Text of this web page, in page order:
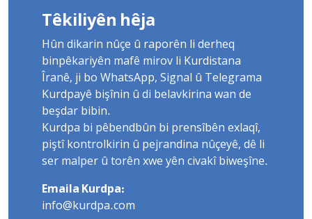
Têkiliyên hêja
Hûn dikarin nûçe û raporên li derheq
binpêkariyên mafê mirov li Kurdistana
Îranê, ji bo WhatsApp, Signal û Telegrama
Kurdpayê bişînin û di belavkirina wan de
beşdar bibin.
Kurdpa bi pêbendbûn bi prensîbên exlaqî,
piştî kontrolkirin û pejrandina nûçeyê, dê li
ser malper û torên xwe yên civakî biweşîne.
Emaila Kurdpa:
info@kurdpa.com